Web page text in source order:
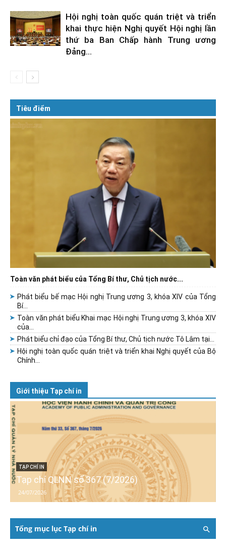
Hội nghị toàn quốc quán triệt và triển
khai thực hiện Nghị quyết Hội nghị lần
thứ ba Ban Chấp hành Trung ương
Đảng...
Tiêu điểm
Toàn văn phát biểu của Tổng Bí thư, Chủ tịch nước...
Phát biểu bế mạc Hội nghị Trung ương 3, khóa XIV của Tổng
Bí...
Toàn văn phát biểu Khai mạc Hội nghị Trung ương 3, khóa XIV
của...
Phát biểu chỉ đạo của Tổng Bí thư, Chủ tịch nước Tô Lâm tại...
Hội nghị toàn quốc quán triệt và triển khai Nghị quyết của Bộ
Chính...
Giới thiệu Tạp chí in
TẠP CHÍ IN
Tạp chí QLNN số 367 (7/2026)
24/07/2026
Tổng mục lục Tạp chí in